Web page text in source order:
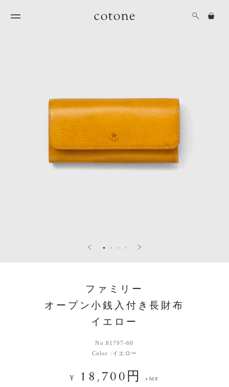
ファミリー
オープン小銭入付き長財布
イエロー
No. 81797-60
Color : イエロー
¥ 18,700円 +tax